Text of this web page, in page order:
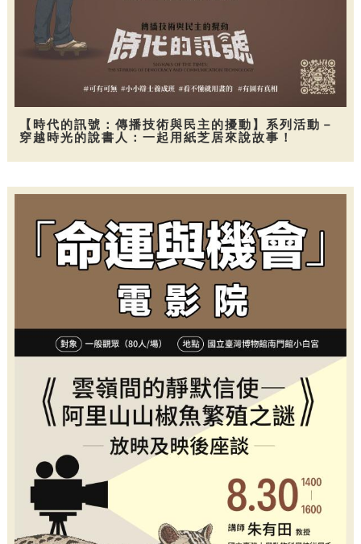
【時代的訊號：傳播技術與民主的擾動】系列活動－
穿越時光的說書人：一起用紙芝居來說故事！